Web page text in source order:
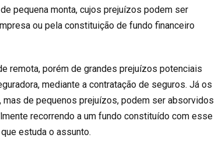
pequena monta, cujos prejuízos podem ser
ou pela constituição de fundo financeiro
remota, porém de grandes prejuízos potenciais
mediante a contratação de seguros. Já os
de pequenos prejuízos, podem ser absorvidos
recorrendo a um fundo constituído com esse
estuda o assunto.